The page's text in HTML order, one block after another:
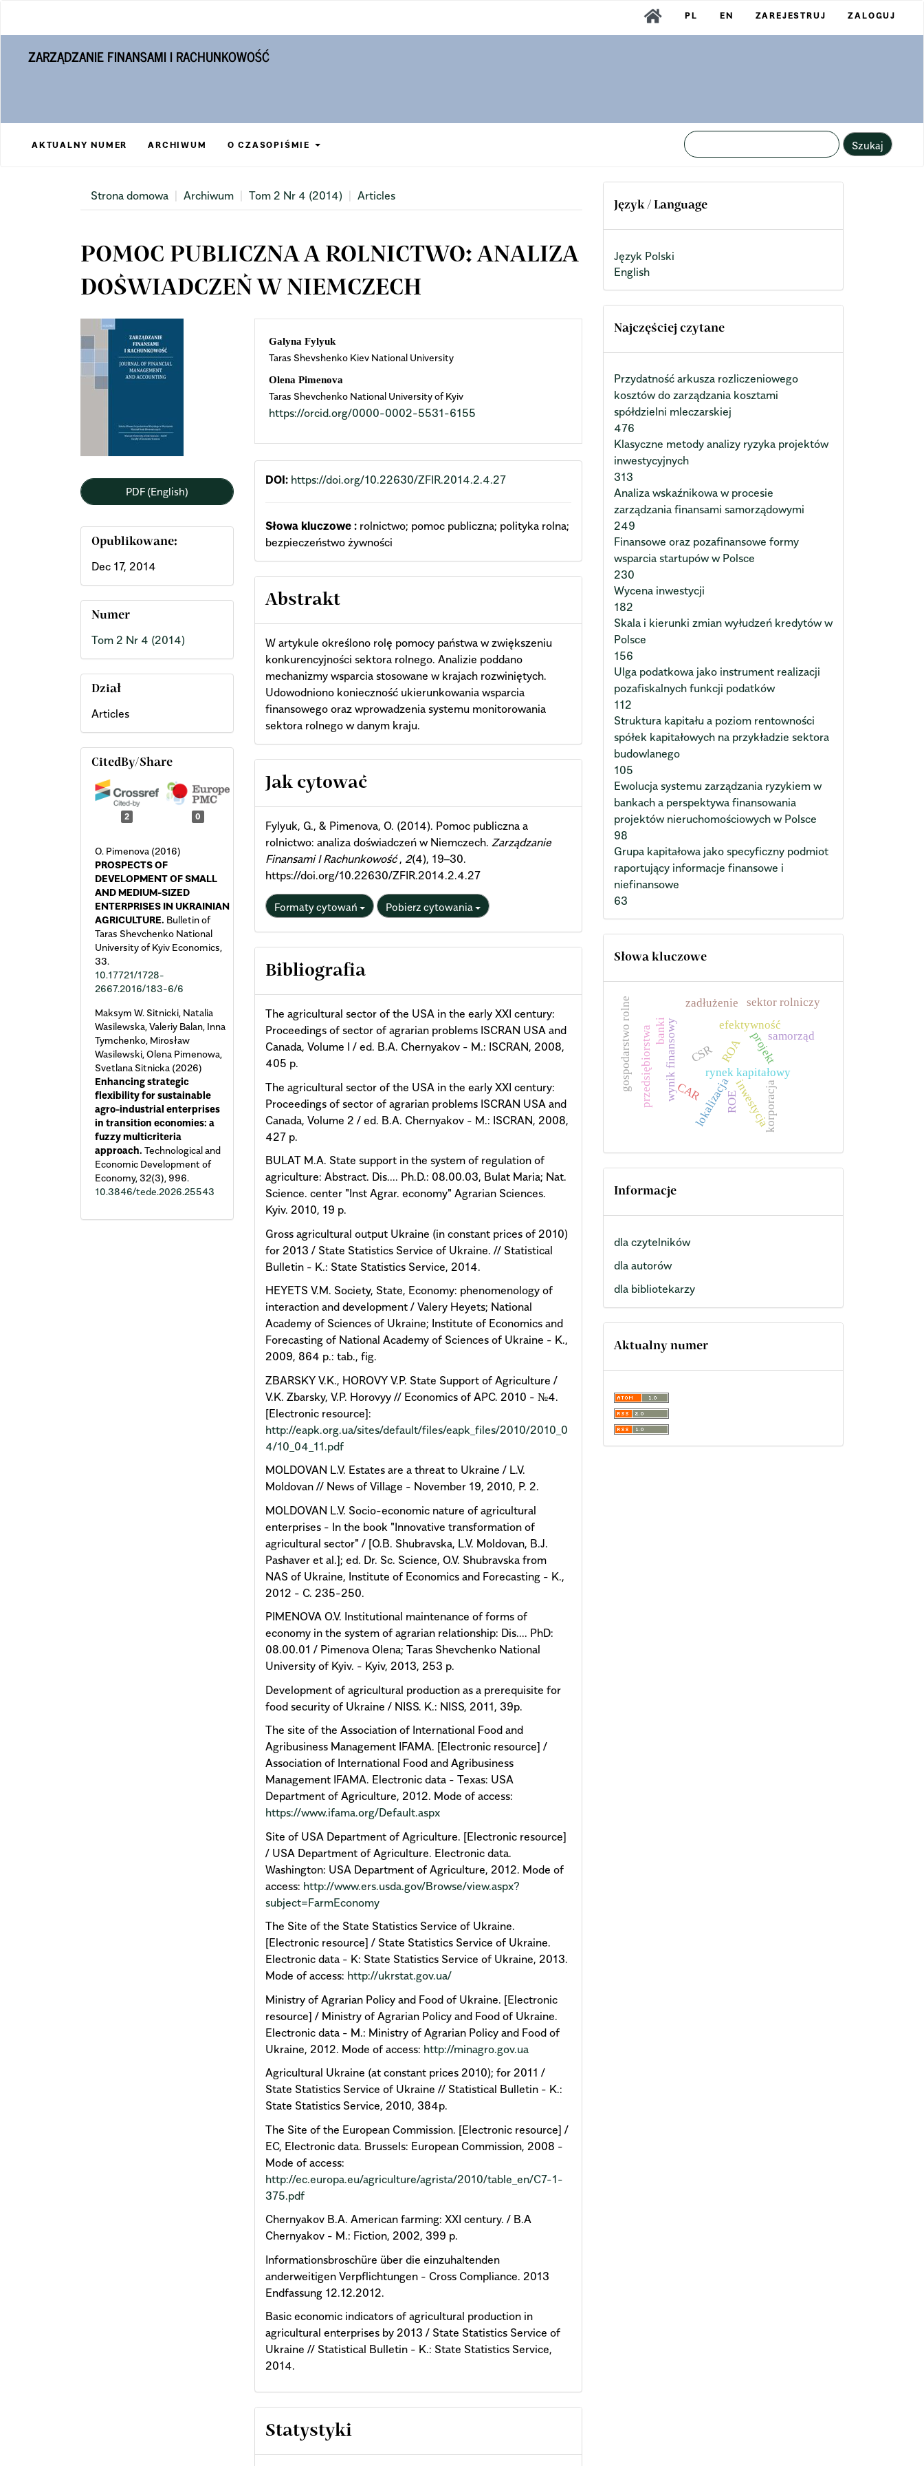
Content
PL EN ZAREJESTRUJ ZALOGUJ
ZARZĄDZANIE FINANSAMI I RACHUNKOWOŚĆ
AKTUALNY NUMER ARCHIWUM O CZASOPIŚMIE Szukaj
Strona domowa Archiwum Tom 2 Nr 4 (2014) Articles
POMOC PUBLICZNA A ROLNICTWO: ANALIZA
DOŚWIADCZEŃ W NIEMCZECH
Article
Sidebar
PDF (English)
Opublikowane:
Dec 17, 2014
Numer
Tom 2 Nr 4 (2014)
Dział
Articles
CitedBy/Share
2 0
O. Pimenova (2016)
PROSPECTS OF
DEVELOPMENT OF SMALL
AND MEDIUM-SIZED
ENTERPRISES IN UKRAINIAN
AGRICULTURE. Bulletin of
Taras Shevchenko National
University of Kyiv Economics,
33.
10.17721/1728-
2667.2016/183-6/6
Maksym W. Sitnicki, Natalia
Wasilewska, Valeriy Balan, Inna
Tymchenko, Mirosław
Wasilewski, Olena Pimenowa,
Svetlana Sitnicka (2026)
Enhancing strategic
flexibility for sustainable
agro-industrial enterprises
in transition economies: a
fuzzy multicriteria
approach. Technological and
Economic Development of
Economy, 32(3), 996.
10.3846/tede.2026.25543
Main
Article
Content
Galyna Fylyuk
Taras Shevshenko Kiev National University
Olena Pimenova
Taras Shevchenko National University of Kyiv
https://orcid.org/0000-0002-5531-6155
DOI: https://doi.org/10.22630/ZFIR.2014.2.4.27
Słowa kluczowe : rolnictwo; pomoc publiczna; polityka rolna;
bezpieczeństwo żywności
Abstrakt
W artykule określono rolę pomocy państwa w zwiększeniu
konkurencyjności sektora rolnego. Analizie poddano
mechanizmy wsparcia stosowane w krajach rozwiniętych.
Udowodniono konieczność ukierunkowania wsparcia
finansowego oraz wprowadzenia systemu monitorowania
sektora rolnego w danym kraju.
Article
Details
Jak cytować
Fylyuk, G., & Pimenova, O. (2014). Pomoc publiczna a
rolnictwo: analiza doświadczeń w Niemczech.Zarządzanie
Finansami I Rachunkowość, 2(4), 19–30.
https://doi.org/10.22630/ZFIR.2014.2.4.27
Formaty cytowań Pobierz cytowania
Bibliografia
The agricultural sector of the USA in the early XXI century:
Proceedings of sector of agrarian problems ISCRAN USA and
Canada, Volume I / ed. B.A. Chernyakov - M.: ISCRAN, 2008,
405 p.
The agricultural sector of the USA in the early XXI century:
Proceedings of sector of agrarian problems ISCRAN USA and
Canada, Volume 2 / ed. B.A. Chernyakov - M.: ISCRAN, 2008,
427 p.
BULAT M.A. State support in the system of regulation of
agriculture: Abstract. Dis.... Ph.D.: 08.00.03, Bulat Maria; Nat.
Science. center "Inst Agrar. economy" Agrarian Sciences.
Kyiv. 2010, 19 p.
Gross agricultural output Ukraine (in constant prices of 2010)
for 2013 / State Statistics Service of Ukraine. // Statistical
Bulletin - K.: State Statistics Service, 2014.
HEYETS V.M. Society, State, Economy: phenomenology of
interaction and development / Valery Heyets; National
Academy of Sciences of Ukraine; Institute of Economics and
Forecasting of National Academy of Sciences of Ukraine - K.,
2009, 864 p.: tab., fig.
ZBARSKY V.K., HOROVY V.P. State Support of Agriculture /
V.K. Zbarsky, V.P. Horovyy // Economics of APC. 2010 - №4.
[Electronic resource]:
http://eapk.org.ua/sites/default/files/eapk_files/2010/2010_0
4/10_04_11.pdf
MOLDOVAN L.V. Estates are a threat to Ukraine / L.V.
Moldovan // News of Village - November 19, 2010, P. 2.
MOLDOVAN L.V. Socio-economic nature of agricultural
enterprises - In the book "Innovative transformation of
agricultural sector" / [O.B. Shubravska, L.V. Moldovan, B.J.
Pashaver et al.]; ed. Dr. Sc. Science, O.V. Shubravska from
NAS of Ukraine, Institute of Economics and Forecasting - K.,
2012 - C. 235-250.
PIMENOVA O.V. Institutional maintenance of forms of
economy in the system of agrarian relationship: Dis.... PhD:
08.00.01 / Pimenova Olena; Taras Shevchenko National
University of Kyiv. - Kyiv, 2013, 253 p.
Development of agricultural production as a prerequisite for
food security of Ukraine / NISS. K.: NISS, 2011, 39p.
The site of the Association of International Food and
Agribusiness Management IFAMA. [Electronic resource] /
Association of International Food and Agribusiness
Management IFAMA. Electronic data - Texas: USA
Department of Agriculture, 2012. Mode of access:
https://www.ifama.org/Default.aspx
Site of USA Department of Agriculture. [Electronic resource]
/ USA Department of Agriculture. Electronic data.
Washington: USA Department of Agriculture, 2012. Mode of
access: http://www.ers.usda.gov/Browse/view.aspx?
subject=FarmEconomy
The Site of the State Statistics Service of Ukraine.
[Electronic resource] / State Statistics Service of Ukraine.
Electronic data - K: State Statistics Service of Ukraine, 2013.
Mode of access: http://ukrstat.gov.ua/
Ministry of Agrarian Policy and Food of Ukraine. [Electronic
resource] / Ministry of Agrarian Policy and Food of Ukraine.
Electronic data - M.: Ministry of Agrarian Policy and Food of
Ukraine, 2012. Mode of access: http://minagro.gov.ua
Agricultural Ukraine (at constant prices 2010); for 2011 /
State Statistics Service of Ukraine // Statistical Bulletin - K.:
State Statistics Service, 2010, 384p.
The Site of the European Commission. [Electronic resource] /
EC, Electronic data. Brussels: European Commission, 2008 -
Mode of access:
http://ec.europa.eu/agriculture/agrista/2010/table_en/C7-1-
375.pdf
Chernyakov B.A. American farming: XXI century. / B.A
Chernyakov - M.: Fiction, 2002, 399 p.
Informationsbroschüre über die einzuhaltenden
anderweitigen Verpflichtungen - Cross Compliance. 2013
Endfassung 12.12.2012.
Basic economic indicators of agricultural production in
agricultural enterprises by 2013 / State Statistics Service of
Ukraine // Statistical Bulletin - K.: State Statistics Service,
2014.
Statystyki
Język / Language
Język Polski
English
Najczęściej czytane
Przydatność arkusza rozliczeniowego
kosztów do zarządzania kosztami
spółdzielni mleczarskiej
476
Klasyczne metody analizy ryzyka projektów
inwestycyjnych
313
Analiza wskaźnikowa w procesie
zarządzania finansami samorządowymi
249
Finansowe oraz pozafinansowe formy
wsparcia startupów w Polsce
230
Wycena inwestycji
182
Skala i kierunki zmian wyłudzeń kredytów w
Polsce
156
Ulga podatkowa jako instrument realizacji
pozafiskalnych funkcji podatków
112
Struktura kapitału a poziom rentowności
spółek kapitałowych na przykładzie sektora
budowlanego
105
Ewolucja systemu zarządzania ryzykiem w
bankach a perspektywa finansowania
projektów nieruchomościowych w Polsce
98
Grupa kapitałowa jako specyficzny podmiot
raportujący informacje finansowe i
niefinansowe
63
Słowa kluczowe
CSR
efektywność
wynik finansowy rynek kapitałowy
przedsiębiorstwa
zadłużenie
inwestycja
projekt
lokalizacja
CAR ROE
ROA
sektor rolniczy
korporacja
samorząd
gospodarstwo rolne banki
Informacje
dla czytelników
dla autorów
dla bibliotekarzy
Aktualny numer